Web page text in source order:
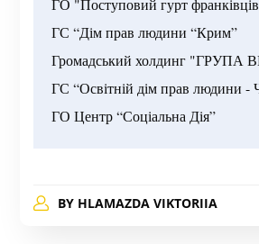
ГС “Дім прав людини “Крим”
Громадський холдинг "ГРУПА
ГС “Освітній дім прав людини -
ГО Центр “Соціальна Дія”
BY HLAMAZDA VIKTORIIA